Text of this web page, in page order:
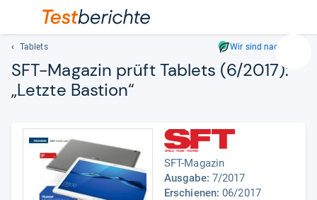
Geben
Tablets Wir sind nachhaltig
SFT-​Maga­zin prüft Tablets (6/2017):
„Letzte Bas­tion“
SFT-Magazin
Ausgabe: 7/2017
Erschienen: 06/2017